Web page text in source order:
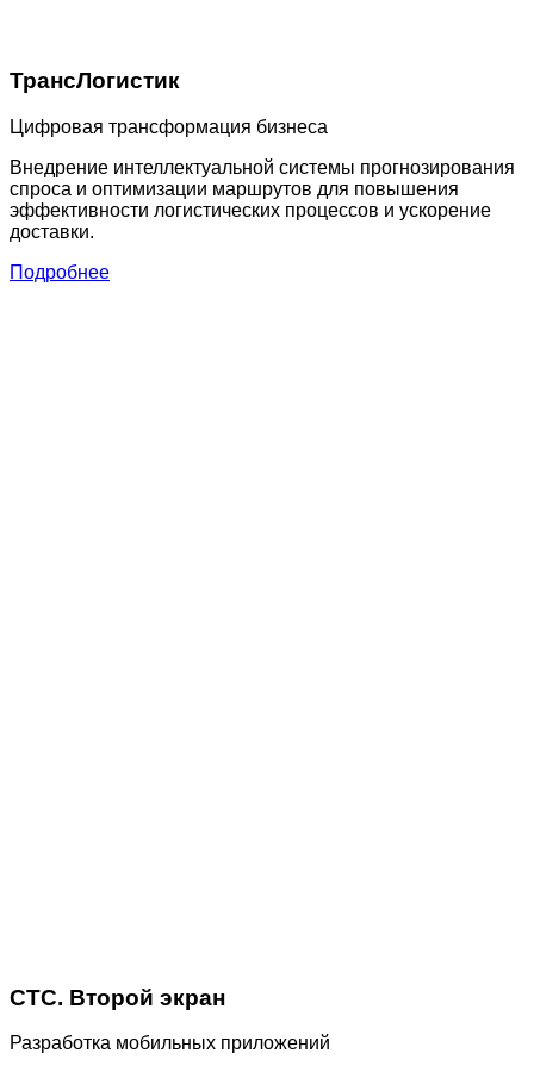
ТрансЛогистик
Цифровая трансформация бизнеса
Внедрение интеллектуальной системы прогнозирования
спроса и оптимизации маршрутов для повышения
эффективности логистических процессов и ускорение
доставки.
Подробнее
СТС. Второй экран
Разработка мобильных приложений